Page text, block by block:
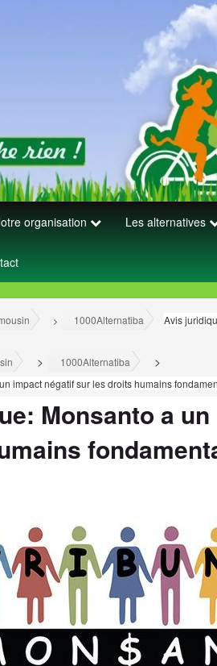
organisation Les alternatives
> 1000Alternatiba >
Avis
> 1000Alternatiba >
impact négatif sur les droits humains
Monsanto a